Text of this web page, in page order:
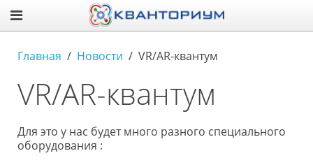
Главная Новости VR/AR-квантум
VR/AR-квантум
Для это у нас будет много разного специального
оборудования :